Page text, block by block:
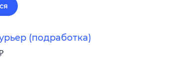
(подработка)